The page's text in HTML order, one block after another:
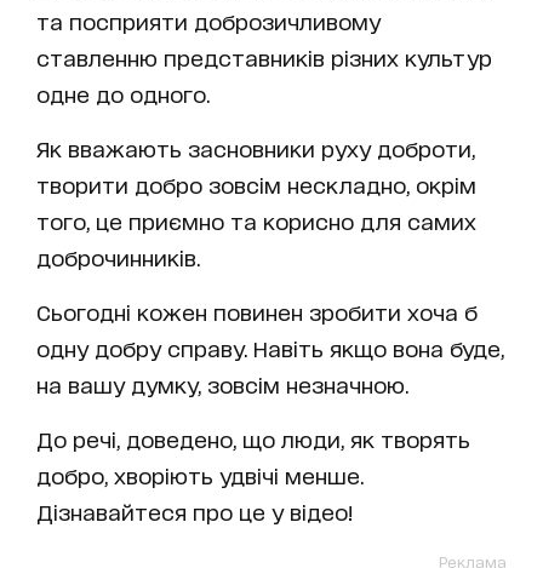
та посприяти доброзичливому
ставленню представників різних культур
одне до одного.
Як вважають засновники руху доброти,
творити добро зовсім нескладно, окрім
того, це приємно та корисно для самих
доброчинників.
Сьогодні кожен повинен зробити хоча б
одну добру справу. Навіть якщо вона буде,
на вашу думку, зовсім незначною.
До речі, доведено, що люди, як творять
добро, хворіють удвічі менше.
Дізнавайтеся про це у відео!
Реклама